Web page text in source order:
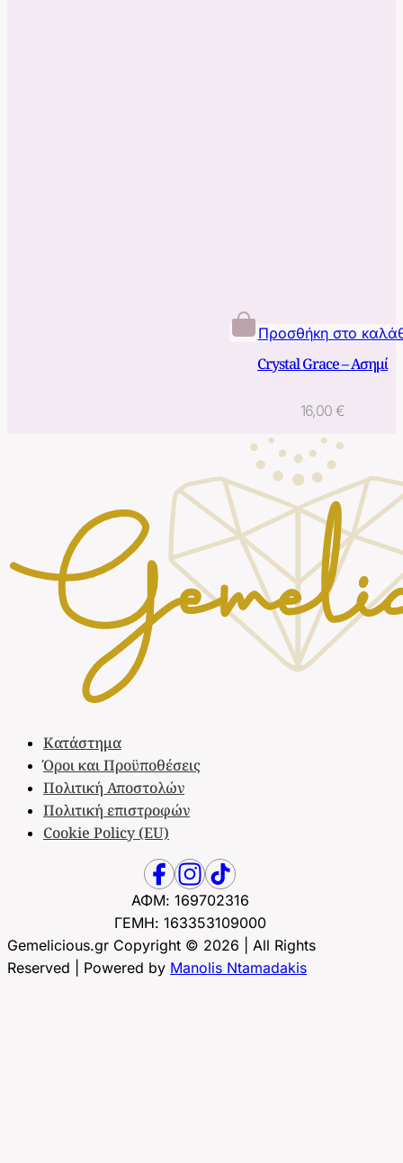
Προσθήκη στο
Crystal Grace – Ασημί
16,00 €
Κατάστημα
Όροι και Προϋποθέσεις
Πολιτική Αποστολών
Πολιτική επιστροφών
Cookie Policy (EU)
ΑΦΜ: 169702316
ΓΕΜΗ: 163353109000
Gemelicious.gr Copyright © 2026 | All Rights
Reserved | Powered by Manolis Ntamadakis